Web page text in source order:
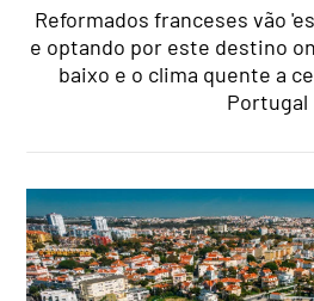
Reformados franceses vão
e optando por este destino
baixo e o clima quente a
Portugal